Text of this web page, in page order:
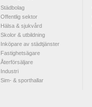
Städbolag
Offentlig sektor
Hälsa & sjukvård
Skolor & utbildning
Inköpare av städtjänster
Fastighetsägare
Återförsäljare
Industri
Sim- & sporthallar